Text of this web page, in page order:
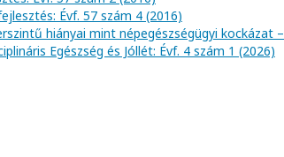
Évf. 57 szám 4 (2016)
hiányai mint népegészségügyi kockázat –
Egészség és Jóllét: Évf. 4 szám 1 (2026)